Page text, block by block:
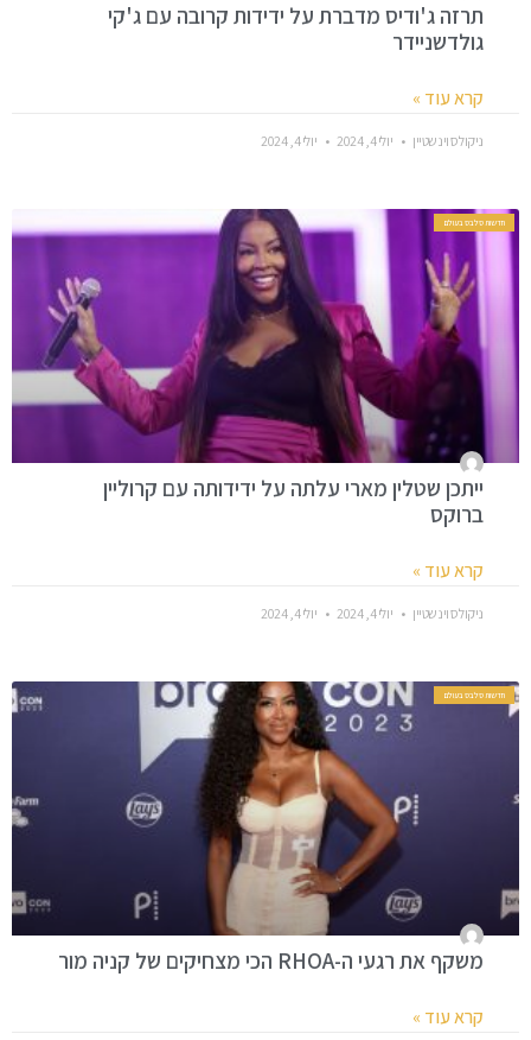
תרזה ג'ודיס מדברת על ידידות קרובה עם ג'קי
גולדשניידר
קרא עוד »
ניקולס וינשטיין יולי 4, 2024 יולי 4, 2024
חדשות סלבס בעולם
ייתכן שטלין מארי עלתה על ידידותה עם קרוליין
ברוקס
קרא עוד »
ניקולס וינשטיין יולי 4, 2024 יולי 4, 2024
חדשות סלבס בעולם
משקף את רגעי ה-RHOA הכי מצחיקים של קניה מור
קרא עוד »